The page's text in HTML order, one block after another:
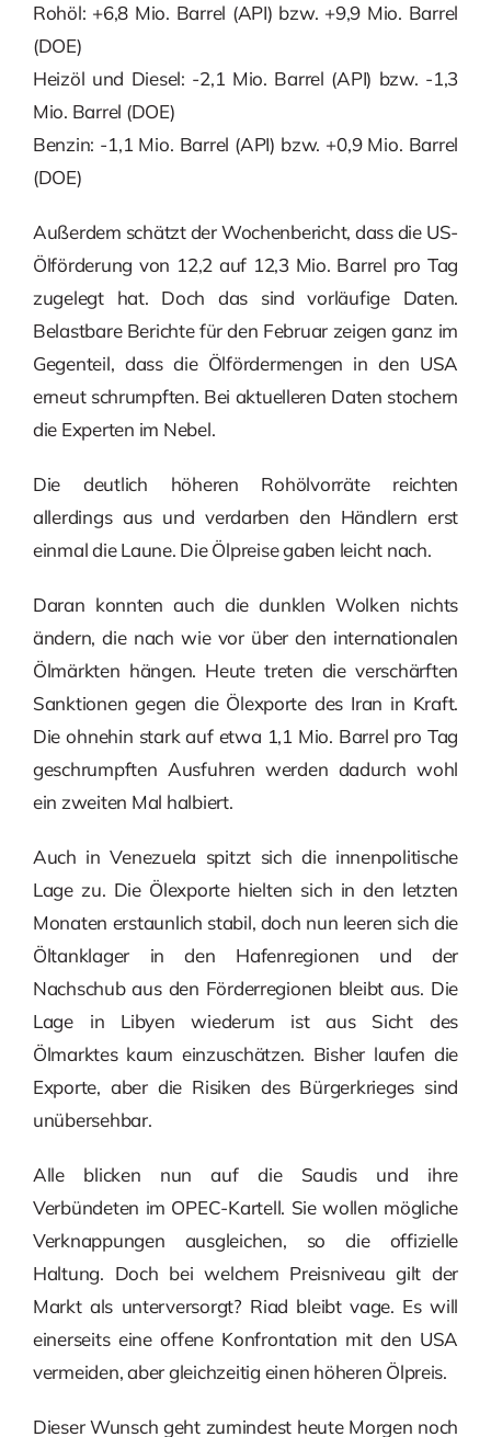
Rohöl: +6,8 Mio. Barrel (API) bzw. +9,9 Mio. Barrel
(DOE)
Heizöl und Diesel: -2,1 Mio. Barrel (API) bzw. -1,3
Mio. Barrel (DOE)
Benzin: -1,1 Mio. Barrel (API) bzw. +0,9 Mio. Barrel
(DOE)
Außerdem schätzt der Wochenbericht, dass die US-
Ölförderung von 12,2 auf 12,3 Mio. Barrel pro Tag
zugelegt hat. Doch das sind vorläufige Daten.
Belastbare Berichte für den Februar zeigen ganz im
Gegenteil, dass die Ölfördermengen in den USA
erneut schrumpften. Bei aktuelleren Daten stochern
die Experten im Nebel.
Die deutlich höheren Rohölvorräte reichten
allerdings aus und verdarben den Händlern erst
einmal die Laune. Die Ölpreise gaben leicht nach.
Daran konnten auch die dunklen Wolken nichts
ändern, die nach wie vor über den internationalen
Ölmärkten hängen. Heute treten die verschärften
Sanktionen gegen die Ölexporte des Iran in Kraft.
Die ohnehin stark auf etwa 1,1 Mio. Barrel pro Tag
geschrumpften Ausfuhren werden dadurch wohl
ein zweiten Mal halbiert.
Auch in Venezuela spitzt sich die innenpolitische
Lage zu. Die Ölexporte hielten sich in den letzten
Monaten erstaunlich stabil, doch nun leeren sich die
Öltanklager in den Hafenregionen und der
Nachschub aus den Förderregionen bleibt aus. Die
Lage in Libyen wiederum ist aus Sicht des
Ölmarktes kaum einzuschätzen. Bisher laufen die
Exporte, aber die Risiken des Bürgerkrieges sind
unübersehbar.
Alle blicken nun auf die Saudis und ihre
Verbündeten im OPEC-Kartell. Sie wollen mögliche
Verknappungen ausgleichen, so die offizielle
Haltung. Doch bei welchem Preisniveau gilt der
Markt als unterversorgt? Riad bleibt vage. Es will
einerseits eine offene Konfrontation mit den USA
vermeiden, aber gleichzeitig einen höheren Ölpreis.
Dieser Wunsch geht zumindest heute Morgen noch